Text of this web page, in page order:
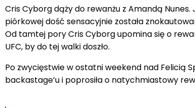
Cris Cyborg dąży do rewanżu z Amandą
piórkowej dość sensacyjnie została
Od tamtej pory Cris Cyborg upomina się o
UFC, by do tej walki doszło.
Po zwycięstwie w ostatni weekend nad Felicią
backastage’u i poprosiła o natychmiastowy